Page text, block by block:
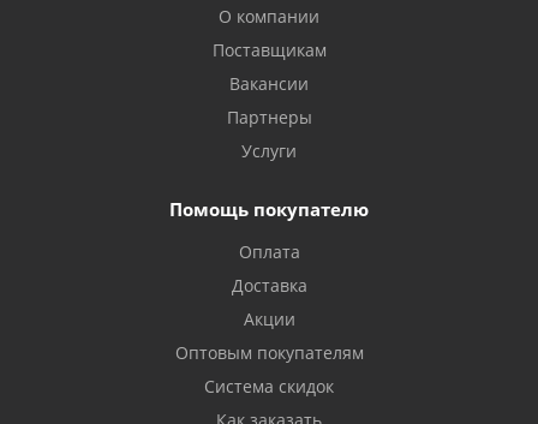
О компании
Поставщикам
Вакансии
Партнеры
Услуги
Помощь покупателю
Оплата
Доставка
Акции
Оптовым покупателям
Система скидок